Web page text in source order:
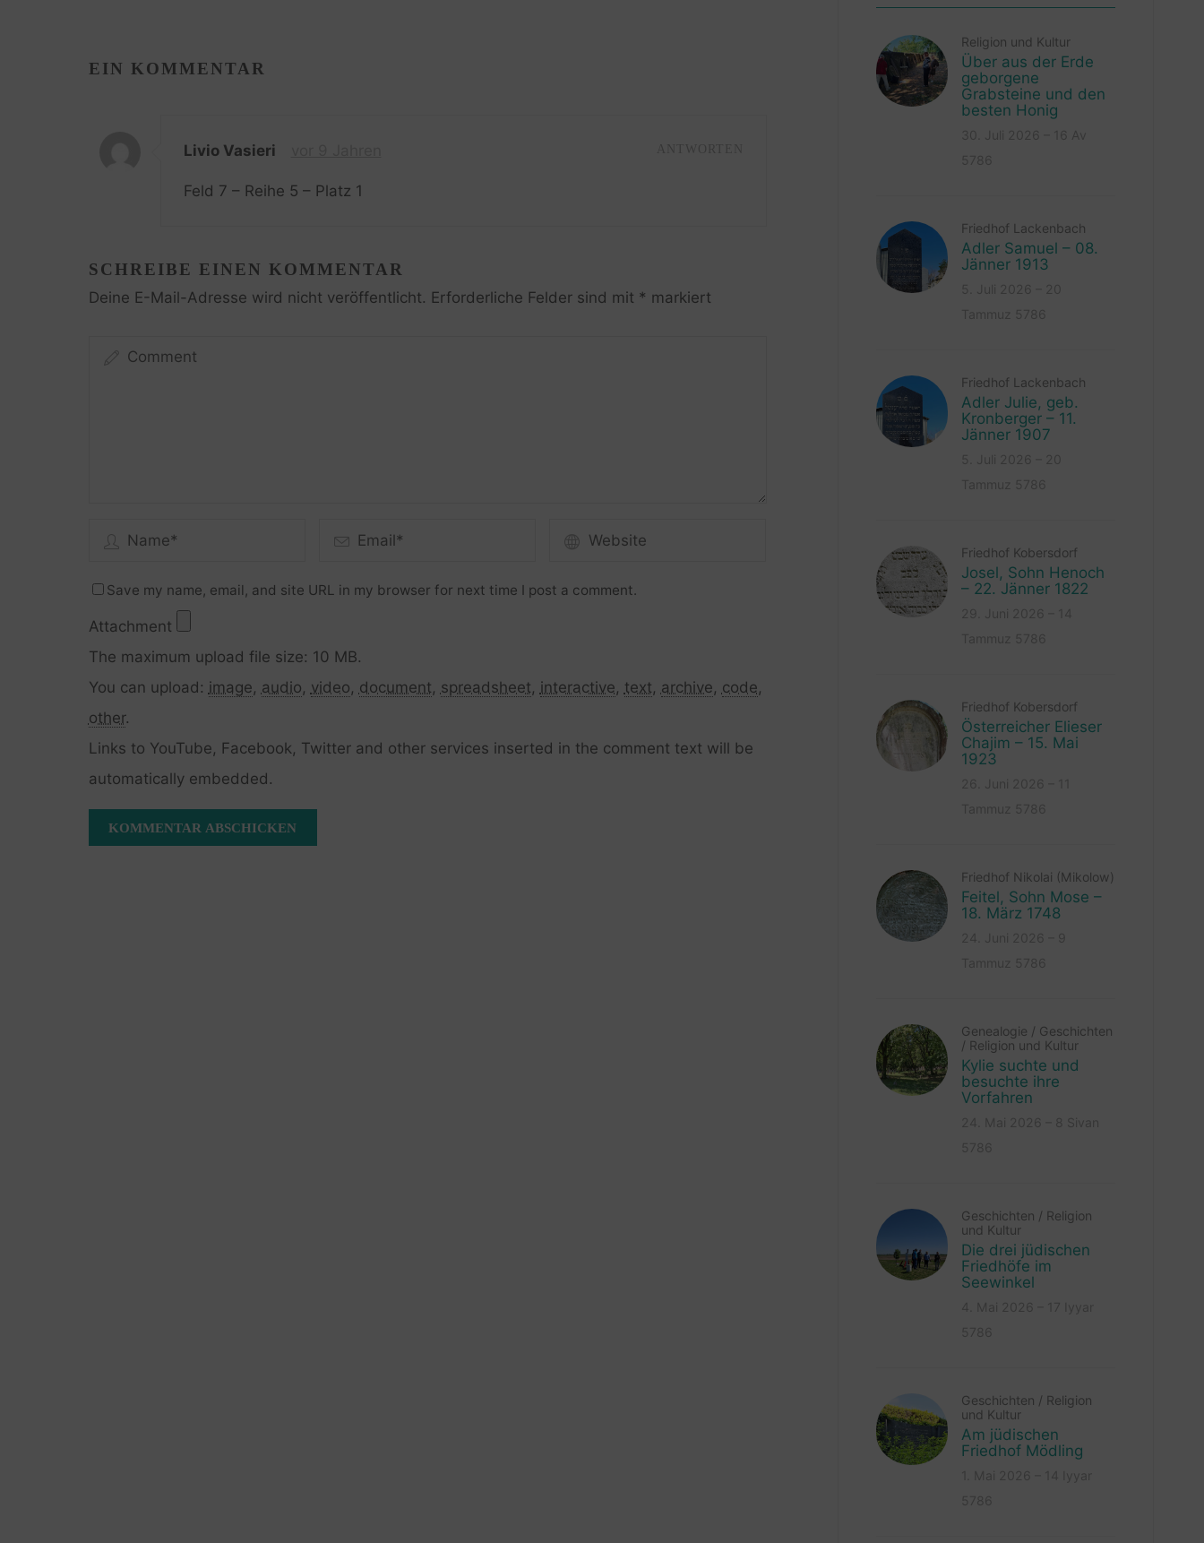
EIN KOMMENTAR
Livio Vasieri
Feld 7 – Reihe 5 – Platz 1
SCHREIBE EINEN KOMMENTAR
Deine E-Mail-Adresse wird nicht veröffentlicht. Erforderliche Felder sind mit * markiert
Save my name, email, and site URL in my browser for next time I post a comment.
Attachment
The maximum upload file size: 10 MB.
You can upload: image, audio, video, document, spreadsheet, interactive, text, archive, code,
other.
Links to YouTube, Facebook, Twitter and other services inserted in the comment text will be
automatically embedded.
Religion und Kultur
Über aus der Erde
geborgene
Grabsteine und den
besten Honig
Friedhof Lackenbach
Adler Samuel – 08.
Jänner 1913
Friedhof Lackenbach
Adler Julie, geb.
Kronberger – 11.
Jänner 1907
Friedhof Kobersdorf
Josel, Sohn Henoch
– 22. Jänner 1822
Friedhof Kobersdorf
Österreicher Elieser
Chajim – 15. Mai
1923
Friedhof Nikolai (Mikolow)
Feitel, Sohn Mose –
18. März 1748
Genealogie / Geschichten
/ Religion und Kultur
Kylie suchte und
besuchte ihre
Vorfahren
Geschichten / Religion
und Kultur
Die drei jüdischen
Friedhöfe im
Seewinkel
Geschichten / Religion
und Kultur
Am jüdischen
Friedhof Mödling